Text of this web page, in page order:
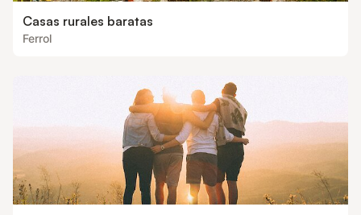
Casas rurales baratas
Ferrol